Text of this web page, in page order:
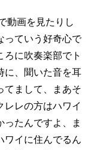
動画を見たりし
っていう好奇心で
に吹奏楽部でト
に、聞いた音を耳
てまして、まあそ
レレの方はハワイ
たんですよ、ま
ワイに住んでるん